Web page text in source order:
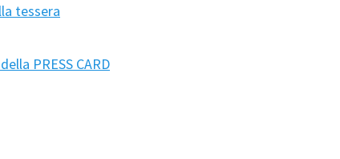
tessera
PRESS CARD